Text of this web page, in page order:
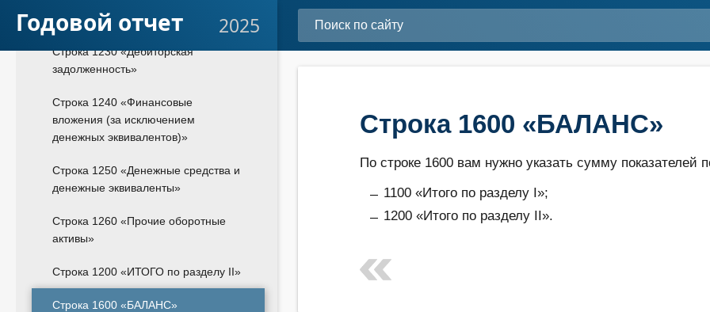
Годовой отчет 2025
приобретенным ценностям»
Строка 1230 «Дебиторская
задолженность»
Строка 1240 «Финансовые
вложения (за исключением
денежных эквивалентов)»
Строка 1250 «Денежные средства и
денежные эквиваленты»
Строка 1260 «Прочие оборотные
активы»
Строка 1200 «ИТОГО по разделу II»
Строка 1600 «БАЛАНС»
Строка 1600 «БАЛАНС»
По строке 1600 вам нужно указать сумму показателей
1100 «Итого по разделу I»;
1200 «Итого по разделу II».